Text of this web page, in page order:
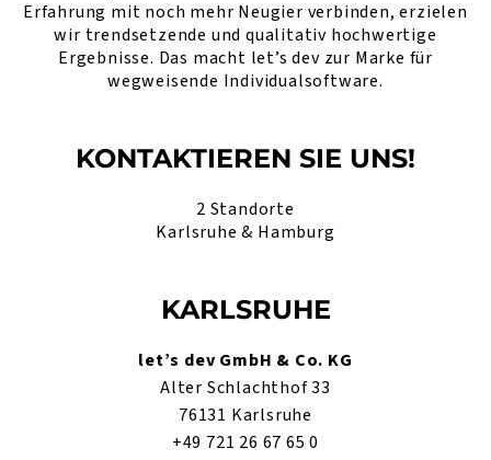
Erfahrung mit noch mehr Neugier verbinden, erzielen
wir trendsetzende und qualitativ hochwertige
Ergebnisse. Das macht let’s dev zur Marke für
wegweisende Individualsoftware.
KONTAKTIEREN SIE UNS!
2 Standorte
Karlsruhe & Hamburg
KARLSRUHE
let’s dev GmbH & Co. KG
Alter Schlachthof 33
76131 Karlsruhe
+49 721 26 67 65 0